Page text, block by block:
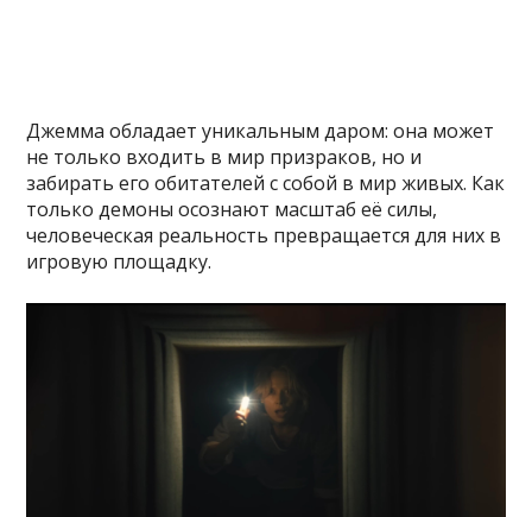
Джемма обладает уникальным даром: она может
не только входить в мир призраков, но и
забирать его обитателей с собой в мир живых. Как
только демоны осознают масштаб её силы,
человеческая реальность превращается для них в
игровую площадку.